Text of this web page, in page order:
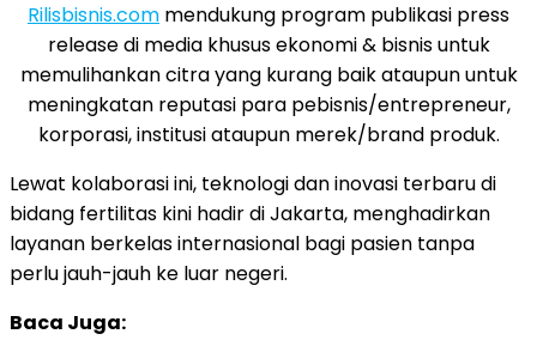
Rilisbisnis.com mendukung program publikasi press
release di media khusus ekonomi & bisnis untuk
memulihankan citra yang kurang baik ataupun untuk
meningkatan reputasi para pebisnis/entrepreneur,
korporasi, institusi ataupun merek/brand produk.
Lewat kolaborasi ini, teknologi dan inovasi terbaru di
bidang fertilitas kini hadir di Jakarta, menghadirkan
layanan berkelas internasional bagi pasien tanpa
perlu jauh-jauh ke luar negeri.
Baca Juga: